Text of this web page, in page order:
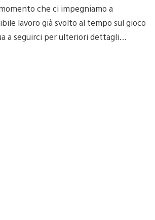
che ci impegniamo a
lavoro già svolto al tempo sul gioco
a seguirci per ulteriori dettagli…